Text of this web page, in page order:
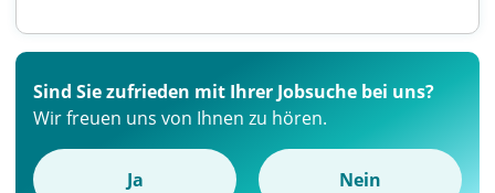
Sind Sie zufrieden mit Ihrer Jobsuche bei uns?
Wir freuen uns von Ihnen zu hören.
Ja Nein